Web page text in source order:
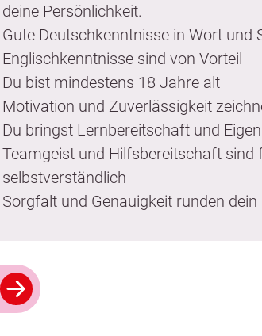
deine Persönlichkeit.
Gute Deutschkenntnisse in Wort und
Englischkenntnisse sind von Vorteil
Du bist mindestens 18 Jahre alt
Motivation und Zuverlässigkeit
Du bringst Lernbereitschaft und
Teamgeist und Hilfsbereitschaft sind
selbstverständlich
Sorgfalt und Genauigkeit runden dein